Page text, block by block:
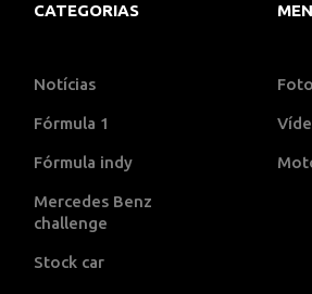
CATEGORIAS
Notícias
Fórmula 1
Fórmula indy
Mercedes Benz
challenge
Stock car